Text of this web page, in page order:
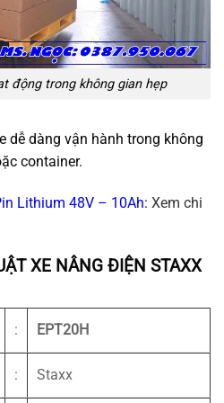
động trong không gian hẹp
dễ dàng vận hành trong không
container.
Lithium 48V – 10Ah: Xem chi
XE NÂNG ĐIỆN STAXX
: EPT20H
: Staxx